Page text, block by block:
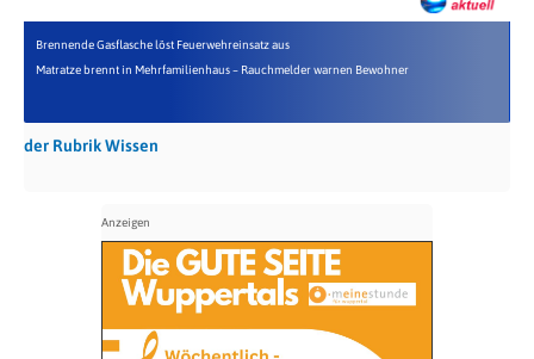
Brennende Gasflasche löst Feuerwehreinsatz aus
Matratze brennt in Mehrfamilienhaus – Rauchmelder warnen Bewohner
der Rubrik Wissen